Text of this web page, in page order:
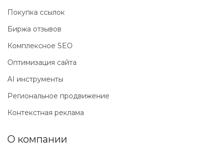
Покупка ссылок
Биржа отзывов
Комплексное SEO
Оптимизация сайта
AI инструменты
Региональное продвижение
Контекстная реклама
О компании